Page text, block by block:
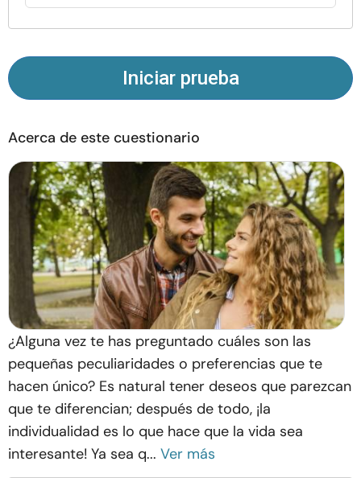
Idioma ES
Sobre nosotros Contáctanos Escríbenos
Publicidad con
© Copyright 2026. Todos los derechos reservados.
Iniciar prueba
Acerca de este cuestionario
¿Alguna vez te has preguntado cuáles son las
pequeñas peculiaridades o preferencias que te
hacen único? Es natural tener deseos que parezcan
que te diferencian; después de todo, ¡la
individualidad es lo que hace que la vida sea
interesante! Ya sea q... Ver más